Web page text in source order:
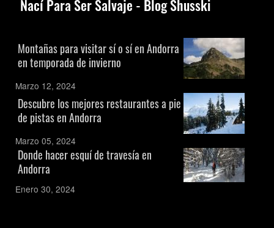
Nací Para Ser Salvaje - Blog Shusski
Montañas para visitar sí o sí en Andorra
en temporada de invierno
Marzo 12, 2024
Descubre los mejores restaurantes a pie
de pistas en Andorra
Marzo 05, 2024
Donde hacer esquí de travesía en
Andorra
Enero 30, 2024